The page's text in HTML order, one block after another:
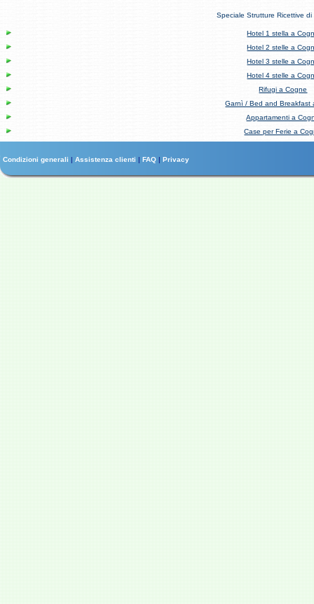
Speciale Strutture Ricettive di
Hotel 1 stella a
Hotel 2 stelle a
Hotel 3 stelle a
Hotel 4 stelle a
Rifugi a Cogne
Garnì / Bed and Breakfast
Appartamenti a
Case per Ferie a
Condizioni generali | Assistenza clienti | FAQ | Privacy